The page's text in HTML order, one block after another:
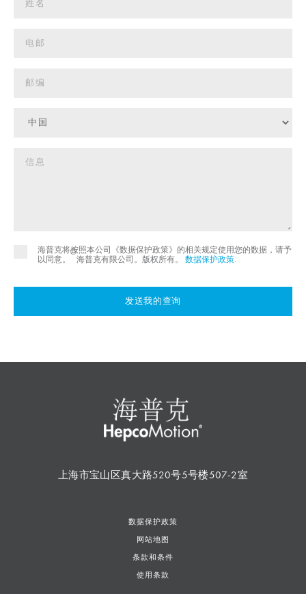
海普克将按照本公司《数据保护政策》的相关规定使用您的数据，请予
以同意。
©
海普克有限公司。版权所有。 数据保护政策.
发送我的查询
上海市宝山区真大路520号5号楼507-2室
数据保护政策
网站地图
条款和条件
使用条款